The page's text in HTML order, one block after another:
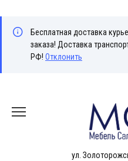
Бесплатная доставка
заказа! Доставка
РФ! Отклонить
содержанию
ул.